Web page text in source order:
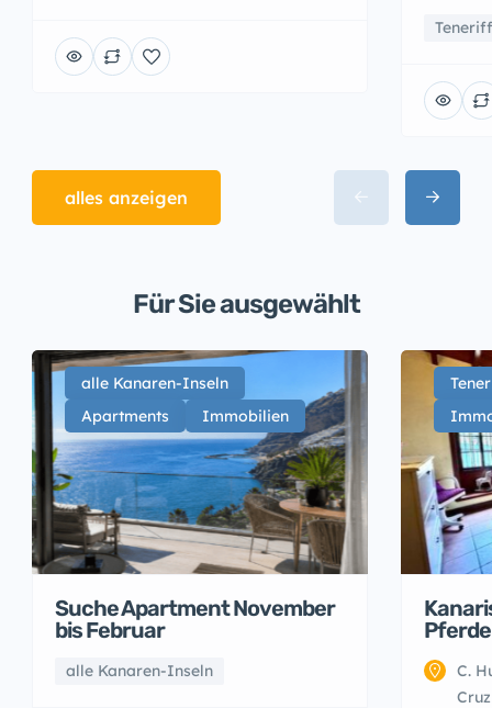
alles anzeigen
Für Sie ausgewählt
alle Kanaren-Inseln
Apartments
Immobilien
Suche Apartment November
bis Februar
alle Kanaren-Inseln
C.